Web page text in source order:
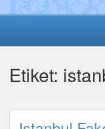
Etiket: